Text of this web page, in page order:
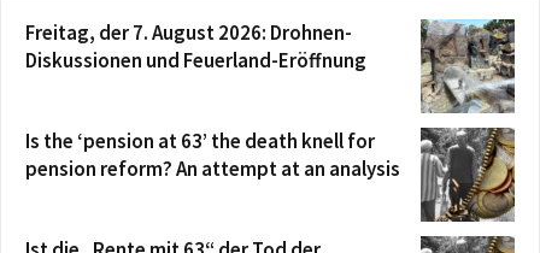
Freitag, der 7. August 2026: Drohnen-
Diskussionen und Feuerland-Eröffnung
Is the ‘pension at 63’ the death knell for
pension reform? An attempt at an analysis